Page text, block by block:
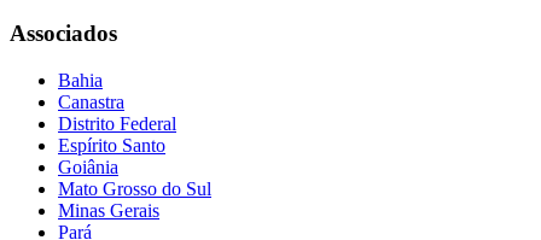
Associados
Bahia
Canastra
Distrito Federal
Espírito Santo
Goiânia
Mato Grosso do Sul
Minas Gerais
Pará